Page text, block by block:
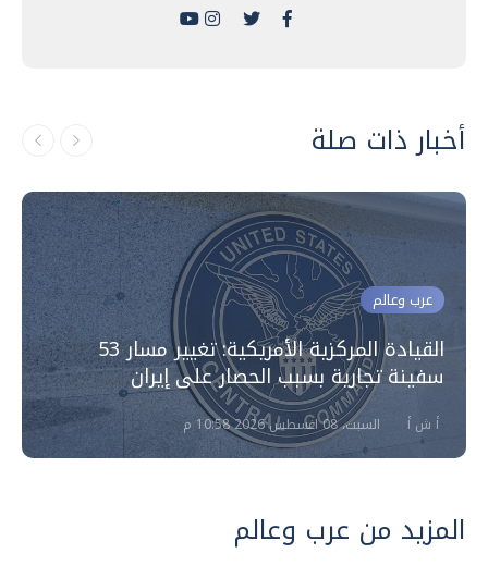
أخبار ذات صلة
عرب وعالم
القيادة المركزية الأمريكية: تغيير مسار 53
سفينة تجارية بسبب الحصار على إيران
أ ش أ السبت، 08 اغسطس 2026 10:58 م
المزيد من عرب وعالم